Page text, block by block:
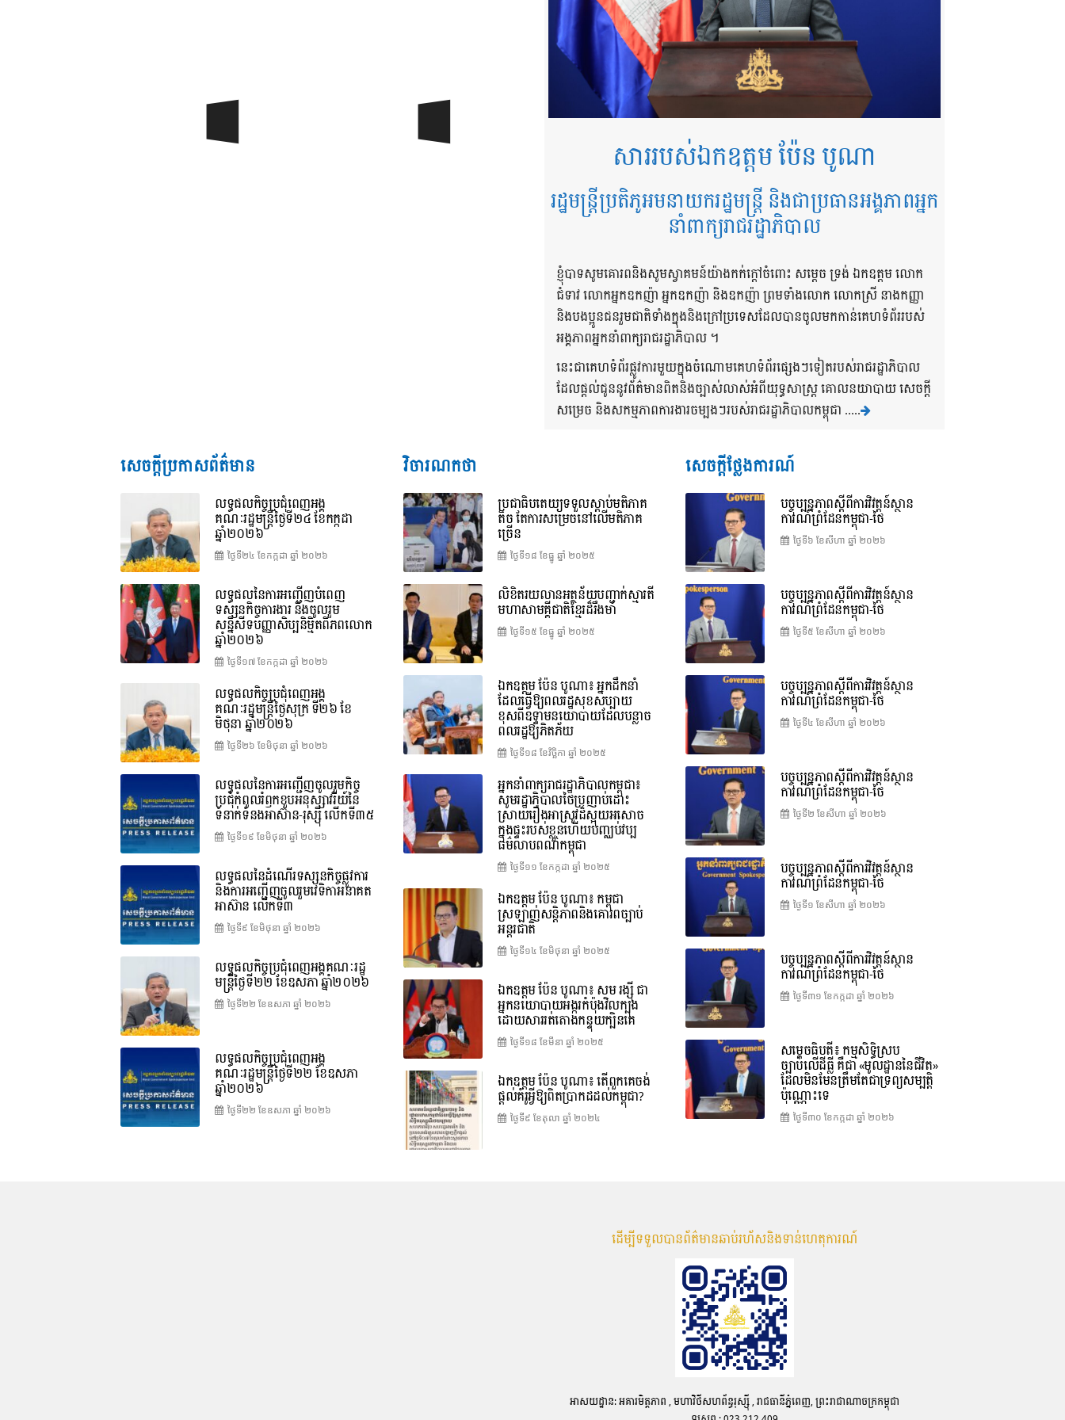
សាររបស់ឯកឧត្តម ប៉ែន បូណា
រដ្ឋមន្ត្រីប្រតិភូអមនាយករដ្ឋមន្ត្រី និងជាប្រធានអង្គភាពអ្នក
នាំពាក្យរាជរដ្ឋាភិបាល
ខ្ញុំបាទសូមគោរពនិងសូមស្វាគមន៍យ៉ាងកក់ក្តៅចំពោះ សម្តេច ទ្រង់ ឯកឧត្តម លោក
ជំទាវ លោកអ្នកឧកញ៉ា អ្នកឧកញ៉ា និងឧកញ៉ា ព្រមទាំងលោក លោកស្រី នាងកញ្ញា
និងបងប្អូនជនរួមជាតិទាំងក្នុងនិងក្រៅប្រទេសដែលបានចូលមកកាន់គេហទំព័ររបស់
អង្គភាពអ្នកនាំពាក្យរាជរដ្ឋាភិបាល ។
នេះជាគេហទំព័រផ្លូវការមួយក្នុងចំណោមគេហទំព័រផ្សេងៗទៀតរបស់រាជរដ្ឋាភិបាល
ដែលផ្តល់ជូននូវព័ត៌មានពិតនិងច្បាស់លាស់អំពីយុទ្ធសាស្រ្ត គោលនយាបាយ សេចក្តី
សម្រេច និងសកម្មភាពការងារចម្បងៗរបស់រាជរដ្ឋាភិបាលកម្ពុជា .....
សេចក្តីប្រកាសព័ត៌មាន
លទ្ធផលកិច្ចប្រជុំពេញអង្គ
គណៈរដ្ឋមន្រ្តីថ្ងៃទី២៤ ខែកក្កដា
ឆ្នាំ២០២៦
ថ្ងៃទី២៤ ខែ​កក្កដា ឆ្នាំ ២០២៦
លទ្ធផលនៃការអញ្ជើញបំពេញ
ទស្សនកិច្ចការងារ និងចូលរួម
សន្និសីទបញ្ញាសិប្បនិម្មិតពិភពលោក
ឆ្នាំ២០២៦
ថ្ងៃទី១៧ ខែ​កក្កដា ឆ្នាំ ២០២៦
លទ្ធផលកិច្ចប្រជុំពេញអង្គ
គណៈរដ្ឋមន្រ្តីថ្ងៃសុក្រ ទី២៦ ខែ
មិថុនា ឆ្នាំ២០២៦
ថ្ងៃទី២៦ ខែ​មិថុនា ឆ្នាំ ២០២៦
លទ្ធផលនៃការអញ្ជើញចូលរួមកិច្ច
ប្រជុំកំពូលរំឭកខួបអនុស្សាវរីយ៍នៃ
ទំនាក់ទំនងអាស៊ាន-រុស្ស៊ី លើកទី៣៥
ថ្ងៃទី១៩ ខែ​មិថុនា ឆ្នាំ ២០២៦
លទ្ធផលនៃដំណើរទស្សនកិច្ចផ្លូវការ
និងការអញ្ជើញចូលរួមវេទិកាអនាគត
អាស៊ាន លើកទី៣
ថ្ងៃទី៩ ខែ​មិថុនា ឆ្នាំ ២០២៦
លទ្ធផលកិច្ចប្រជុំពេញអង្គគណៈរដ្ឋ
មន្ត្រីថ្ងៃទី២២ ខែឧសភា ឆ្នាំ២០២៦
ថ្ងៃទី២២ ខែ​ឧសភា ឆ្នាំ ២០២៦
លទ្ធផលកិច្ចប្រជុំពេញអង្គ
គណៈរដ្ឋមន្រ្តីថ្ងៃទី២២ ខែឧសភា
ឆ្នាំ២០២៦
ថ្ងៃទី២២ ខែ​ឧសភា ឆ្នាំ ២០២៦
វិចារណកថា
ប្រជាធិបតេយ្យទទួលស្តាប់មតិភាគ
តិច តែការសម្រេចនៅលើមតិភាគ
ច្រើន
ថ្ងៃទី១៨ ខែ​ធ្នូ ឆ្នាំ ២០២៥
លិខិតរយលានអត្ថន័យបញ្ជាក់ស្មារតី
មហាសាមគ្គីជាតិខ្មែរដ៏រឹងមាំ
ថ្ងៃទី១៥ ខែ​ធ្នូ ឆ្នាំ ២០២៥
ឯកឧត្តម ប៉ែន បូណា៖ អ្នកដឹកនាំ
ដែលធ្វើឱ្យពលរដ្ឋសុខសប្បាយ
ខុសពីឧទ្ទាមនយោបាយដែលបន្លាច
ពលរដ្ឋឱ្យភិតភ័យ
ថ្ងៃទី១៨ ខែ​វិច្ឆិកា ឆ្នាំ ២០២៥
អ្នកនាំពាក្យរាជរដ្ឋាភិបាលកម្ពុជា៖
សូមរដ្ឋាភិបាលថៃប្រញាប់ដោះ
ស្រាយរឿងអាស្រូវដ៏ស្អុយអសោច
ក្នុងផ្ទះរបស់ខ្លួនហើយបញ្ឈប់វប្ប
ធម៌លាបពណ៌កម្ពុជា
ថ្ងៃទី១១ ខែ​កក្កដា ឆ្នាំ ២០២៥
ឯកឧត្តម ប៉ែន បូណា៖ កម្ពុជា
ស្រឡាញ់សន្តិភាពនិងគោរពច្បាប់
អន្តរជាតិ
ថ្ងៃទី១៤ ខែ​មិថុនា ឆ្នាំ ២០២៥
ឯកឧត្តម ប៉ែន បូណា៖ សម រង្ស៊ី ជា
អ្នកនយោបាយអង្ករកំប៉ុងវិលក្បុង
ដោយសាររត់តោងកន្ទុយក្បិនគេ
ថ្ងៃទី១៨ ខែ​មីនា ឆ្នាំ ២០២៥
ឯកឧត្តម ប៉ែន បូណា៖ តើពួកគេចង់
ផ្តល់គំរូអ្វីឱ្យពិតប្រាកដដល់កម្ពុជា?
ថ្ងៃទី៩ ខែ​តុលា ឆ្នាំ ២០២៤
សេចក្តីថ្លែងការណ៍
បច្ចុប្បន្នភាពស្ដីពីការវិវត្តន៍ស្ថាន
ការណ៍ព្រំដែនកម្ពុជា-ថៃ
ថ្ងៃទី៦ ខែ​សីហា ឆ្នាំ ២០២៦
បច្ចុប្បន្នភាពស្ដីពីការវិវត្តន៍ស្ថាន
ការណ៍ព្រំដែនកម្ពុជា-ថៃ
ថ្ងៃទី៥ ខែ​សីហា ឆ្នាំ ២០២៦
បច្ចុប្បន្នភាពស្ដីពីការវិវត្តន៍ស្ថាន
ការណ៍ព្រំដែនកម្ពុជា-ថៃ
ថ្ងៃទី៤ ខែ​សីហា ឆ្នាំ ២០២៦
បច្ចុប្បន្នភាពស្ដីពីការវិវត្តន៍ស្ថាន
ការណ៍ព្រំដែនកម្ពុជា-ថៃ
ថ្ងៃទី២ ខែ​សីហា ឆ្នាំ ២០២៦
បច្ចុប្បន្នភាពស្ដីពីការវិវត្តន៍ស្ថាន
ការណ៍ព្រំដែនកម្ពុជា-ថៃ
ថ្ងៃទី១ ខែ​សីហា ឆ្នាំ ២០២៦
បច្ចុប្បន្នភាពស្ដីពីការវិវត្តន៍ស្ថាន
ការណ៍ព្រំដែនកម្ពុជា-ថៃ
ថ្ងៃទី៣១ ខែ​កក្កដា ឆ្នាំ ២០២៦
សម្តេចធិបតី៖ កម្មសិទ្ធិស្រប
ច្បាប់លើដីធ្លី គឺជា «មូលដ្ឋាននៃជីវិត»
ដែលមិនមែនត្រឹមតែជាទ្រព្យសម្បត្តិ
ប៉ុណ្ណោះទេ
ថ្ងៃទី៣០ ខែ​កក្កដា ឆ្នាំ ២០២៦
ដើម្បីទទួលបានព័ត៌មានឆាប់រហ័សនិងទាន់ហេតុការណ៍
អាសយដ្ឋាន: អគារមិត្តភាព , មហាវិថីសហព័ន្ធរុស្ស៊ី , រាជធានីភ្នំពេញ, ព្រះរាជាណាចក្រកម្ពុជា